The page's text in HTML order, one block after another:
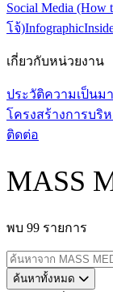
Social Media (How
โจ้)Infographic
เกี่ยวกับหน่วยงาน
ประวัติความเป็นมา
โครงสร้างการบริ
ติดต่อ
MASS
พบ 99 รายการ
ค้นหาทั้งหมด